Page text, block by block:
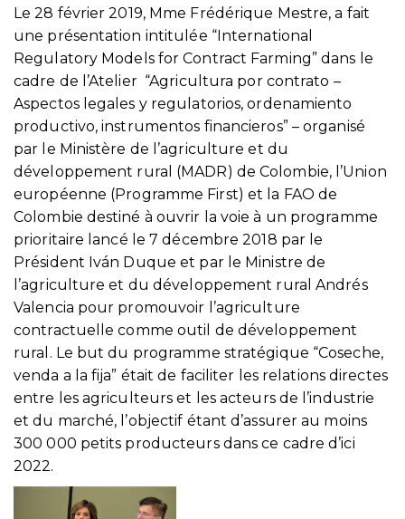
Le 28 février 2019, Mme Frédérique Mestre, a fait
une présentation intitulée “International
Regulatory Models for Contract Farming” dans le
cadre de l’Atelier “Agricultura por contrato –
Aspectos legales y regulatorios, ordenamiento
productivo, instrumentos financieros” – organisé
par le Ministère de l’agriculture et du
développement rural (MADR) de Colombie, l’Union
européenne (Programme First) et la FAO de
Colombie destiné à ouvrir la voie à un programme
prioritaire lancé le 7 décembre 2018 par le
Président Iván Duque et par le Ministre de
l’agriculture et du développement rural Andrés
Valencia pour promouvoir l’agriculture
contractuelle comme outil de développement
rural. Le but du programme stratégique “Coseche,
venda a la fija” était de faciliter les relations directes
entre les agriculteurs et les acteurs de l’industrie
et du marché, l’objectif étant d’assurer au moins
300 000 petits producteurs dans ce cadre d’ici
2022.